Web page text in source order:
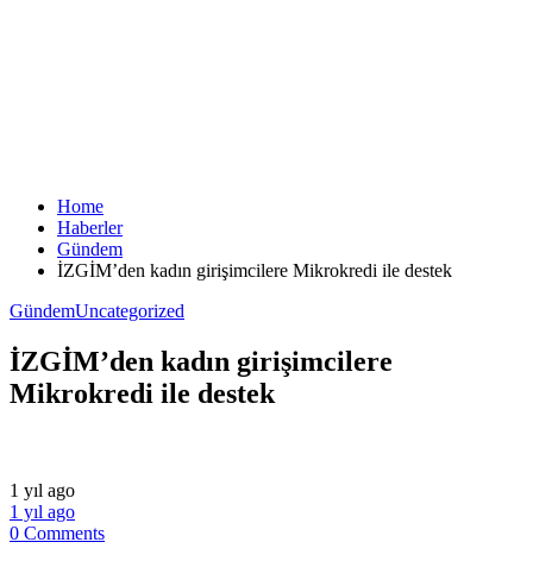
Home
Haberler
Gündem
İZGİM’den kadın girişimcilere Mikrokredi ile destek
GündemUncategorized
İZGİM’den kadın girişimcilere
Mikrokredi ile destek
1 yıl ago
1 yıl ago
0 Comments